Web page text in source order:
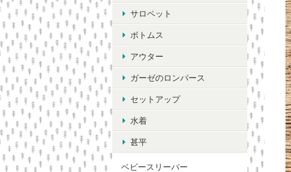
サロペット
ボトムス
アウター
ガーゼのロンパース
セットアップ
水着
甚平
ベビースリーパー